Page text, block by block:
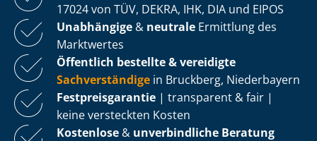
17024 von TÜV, DEKRA, IHK, DIA und EIPOS
Unabhängige & neutrale Ermittlung des
Marktwertes
Öffentlich bestellte & vereidigte
Sachverständige in Bruckberg, Niederbayern
Fest­preis­ga­ran­tie | transparent & fair |
keine versteckten Kosten
Kostenlose & unverbindliche Beratung